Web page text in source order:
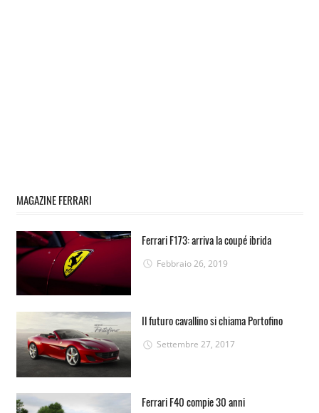
MAGAZINE FERRARI
Ferrari F173: arriva la coupé ibrida
Febbraio 26, 2019
Il futuro cavallino si chiama Portofino
Settembre 27, 2017
Ferrari F40 compie 30 anni